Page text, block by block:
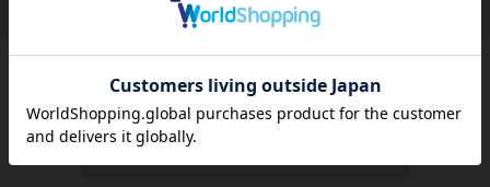
（関連商品を含む）
方のために感想を共有してもらえませんか？
レビューを書く